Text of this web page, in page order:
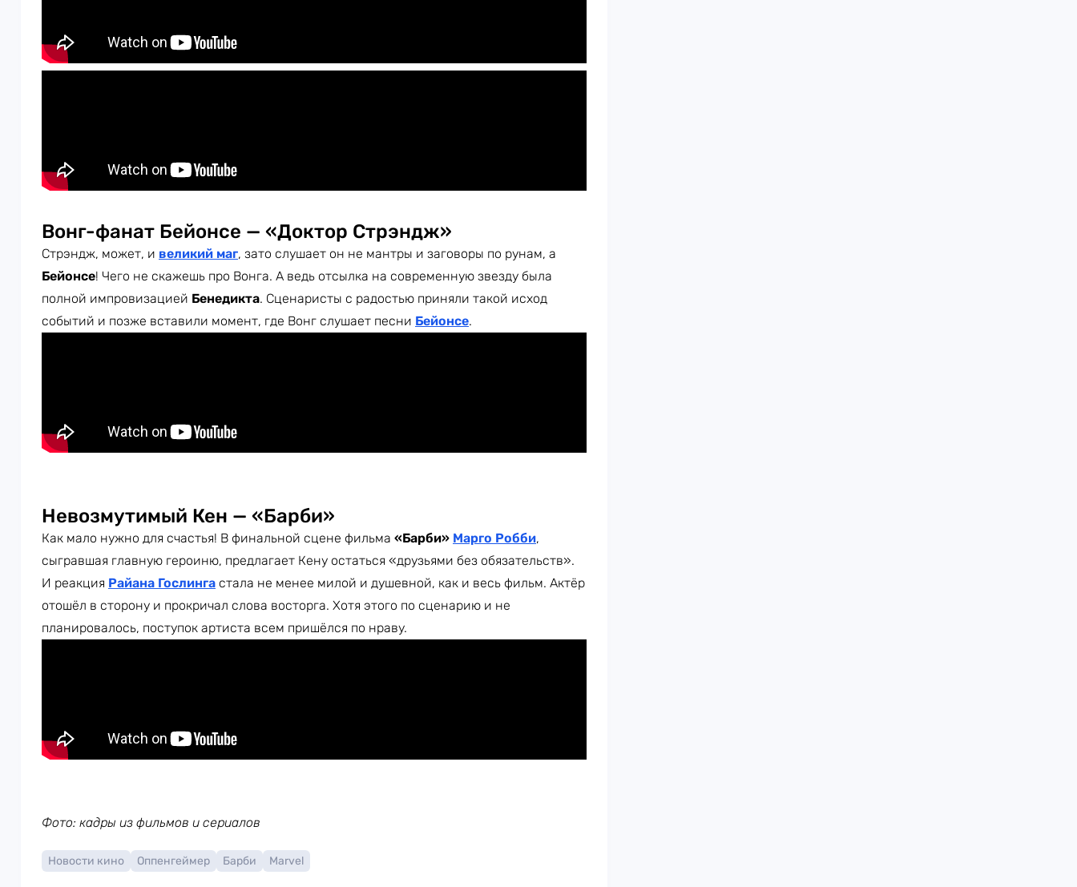
Вонг-фанат Бейонсе — «Доктор Стрэндж»
Стрэндж, может, и великий маг, зато слушает он не мантры и заговоры по рунам, а
Бейонсе! Чего не скажешь про Вонга. А ведь отсылка на современную звезду была
полной импровизацией Бенедикта. Сценаристы с радостью приняли такой исход
событий и позже вставили момент, где Вонг слушает песни Бейонсе.
Невозмутимый Кен — «Барби»
Как мало нужно для счастья! В финальной сцене фильма «Барби» Марго Робби,
сыгравшая главную героиню, предлагает Кену остаться «друзьями без обязательств».
И реакция Райана Гослинга стала не менее милой и душевной, как и весь фильм. Актёр
отошёл в сторону и прокричал слова восторга. Хотя этого по сценарию и не
планировалось, поступок артиста всем пришёлся по нраву.
Фото: кадры из фильмов и сериалов
Новости кино Оппенгеймер Барби Marvel